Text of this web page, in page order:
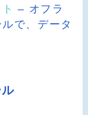
– オフラ
で、データ